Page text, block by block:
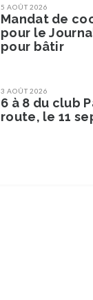
5 AOÛT 2026
Mandat de
pour le
pour bâtir
3 AOÛT 2026
6 à 8 du club
route, le 11